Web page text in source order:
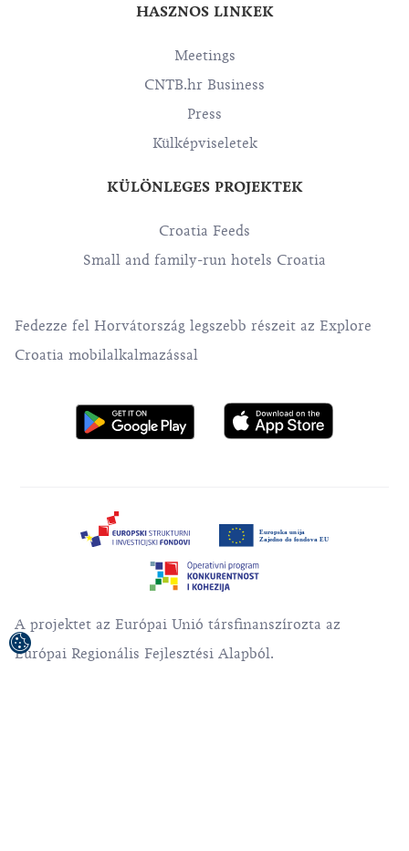
HASZNOS LINKEK
Meetings
CNTB.hr Business
Press
Külképviseletek
KÜLÖNLEGES PROJEKTEK
Croatia Feeds
Small and family-run hotels Croatia
Fedezze fel Horvátország legszebb részeit az Explore
Croatia mobilalkalmazással
A projektet az Európai Unió társfinanszírozta az
Európai Regionális Fejlesztési Alapból.